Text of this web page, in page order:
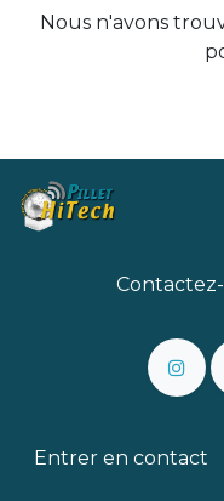
Nous n'avons
Entrer en contact